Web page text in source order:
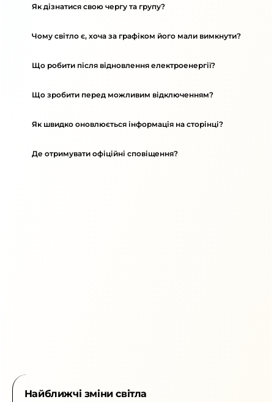
Як дізнатися свою чергу та групу?
Чому світло є, хоча за графіком його мали вимкнути?
Що робити після відновлення електроенергії?
Що зробити перед можливим відключенням?
Як швидко оновлюється інформація на сторінці?
Де отримувати офіційні сповіщення?
Найближчі зміни світла